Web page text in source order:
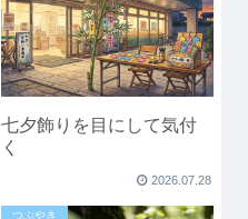
七夕飾りを目にして気付
く
2026.07.28
つぶやき